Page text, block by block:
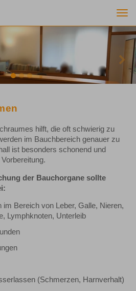
hilft, die oft schwierig zu
im Bauchbereich genauer zu
ist besonders schonend und
der Bauchorgane sollte
im Bereich von Leber, Galle, Nieren,
Lymphknoten, Unterleib
(Schmerzen, Harnverhalt)